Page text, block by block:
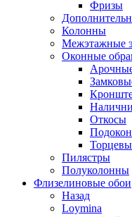
Фризы
Колонны
Межэтажные
Оконные
Откосы
Пилястры
Полуколонны
Флизелиновые обои
Назад
Loymina